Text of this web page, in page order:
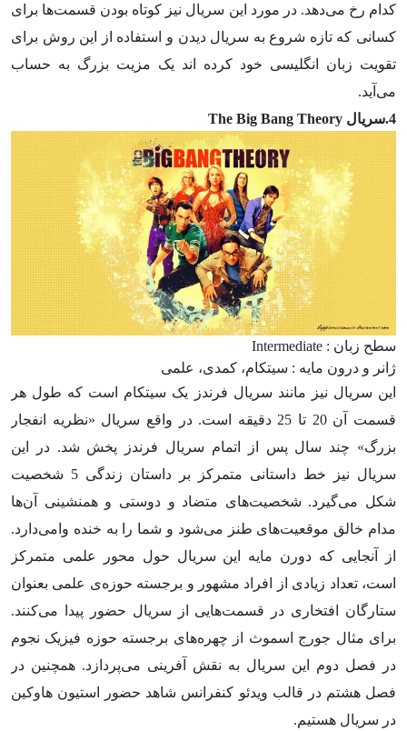
کدام رخ می‌دهد. در مورد این سریال نیز کوتاه بودن قسمت‌ها برای
کسانی که تازه شروع به سریال دیدن و استفاده از این روش برای
تقویت زبان انگلیسی خود کرده اند یک مزیت بزرگ به حساب
می‌آید.
4.سریال The Big Bang Theory
سطح زبان : Intermediate
ژانر و درون مایه : سیتکام، کمدی، علمی
این سریال نیز مانند سریال فرندز یک سیتکام است که طول هر
قسمت آن 20 تا 25 دقیقه است. در واقع سریال «نظریه انفجار
بزرگ» چند سال پس از اتمام سریال فرندز پخش شد. در این
سریال نیز خط داستانی متمرکز بر داستان زندگی 5 شخصیت
شکل می‌گیرد. شخصیت‌های متضاد و دوستی و همنشینی آن‌ها
مدام خالق موقعیت‌های طنز می‌شود و شما را به خنده وامی‌دارد.
از آنجایی که دورن مایه این سریال حول محور علمی متمرکز
است، تعداد زیادی از افراد مشهور و برجسته حوزه‌ی علمی بعنوان
ستارگان افتخاری در قسمت‌هایی از سریال حضور پیدا می‌کنند.
برای مثال جورج اسموث از چهره‌های برجسته حوزه فیزیک نجوم
در فصل دوم این سریال به نقش آفرینی می‌پردازد. همچنین در
فصل هشتم در قالب ویدئو کنفرانس شاهد حضور استیون هاوکین
در سریال هستیم.